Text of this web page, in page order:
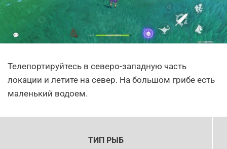
Телепортируйтесь в северо-западную часть
локации и летите на север. На большом грибе есть
маленький водоем.
ТИП РЫБ